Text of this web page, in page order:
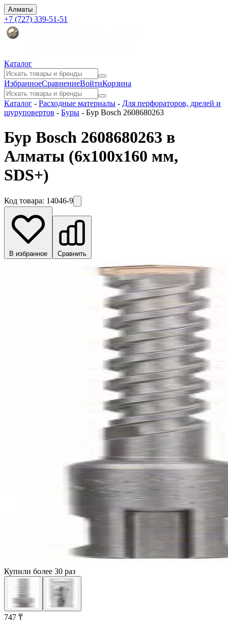
Алматы
+7 (727) 339-51-51
Каталог
ИзбранноеСравнениеВойтиКорзина
Каталог - Расходные материалы - Для перфораторов, дрелей и
шуруповертов - Буры - Бур Bosch 2608680263
Бур Bosch 2608680263 в
Алматы (6x100x160 мм,
SDS+)
Код товара: 14046-9
В избранное Сравнить
Купили более 30 раз
747 ₸